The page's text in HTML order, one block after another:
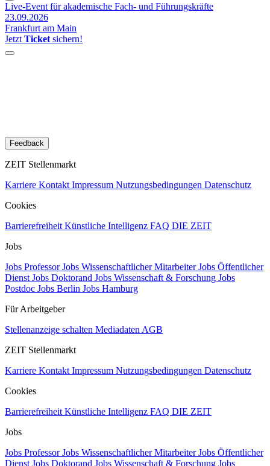
Live-Event für akademische Fach- und Führungskräfte
23.09.2026
Frankfurt am Main
Jetzt Ticket sichern!
Feedback
ZEIT Stellenmarkt
Karriere Kontakt Impressum Nutzungsbedingungen Datenschutz
Cookies
Barrierefreiheit Künstliche Intelligenz FAQ DIE ZEIT
Jobs
Jobs ProfessorJobs Wissenschaftlicher MitarbeiterJobs Öffentlicher
Dienst Jobs Doktorand Jobs Wissenschaft & Forschung Jobs
Postdoc Jobs Berlin Jobs Hamburg
Für Arbeitgeber
Stellenanzeige schalten Mediadaten AGB
ZEIT Stellenmarkt
Karriere Kontakt Impressum Nutzungsbedingungen Datenschutz
Cookies
Barrierefreiheit Künstliche Intelligenz FAQ DIE ZEIT
Jobs
Jobs ProfessorJobs Wissenschaftlicher MitarbeiterJobs Öffentlicher
Dienst Jobs Doktorand Jobs Wissenschaft & Forschung Jobs